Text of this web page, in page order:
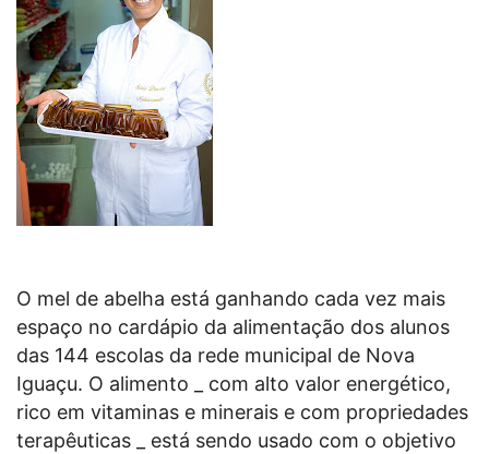
O mel de abelha está ganhando cada vez mais
espaço no cardápio da alimentação dos alunos
das 144 escolas da rede municipal de Nova
Iguaçu. O alimento _ com alto valor energético,
rico em vitaminas e minerais e com propriedades
terapêuticas _ está sendo usado com o objetivo